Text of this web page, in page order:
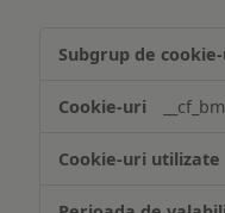
Asigurarea
funcționalităților
website-
ului
__cf_bm